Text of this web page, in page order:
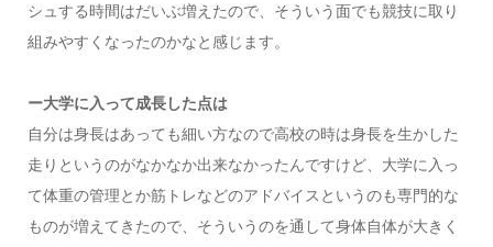
シュする時間はだいぶ増えたので、そういう面でも競技に取り
組みやすくなったのかなと感じます。
ー大学に入って成長した点は
自分は身長はあっても細い方なので高校の時は身長を生かした
走りというのがなかなか出来なかったんですけど、大学に入っ
て体重の管理とか筋トレなどのアドバイスというのも専門的な
ものが増えてきたので、そういうのを通して身体自体が大きく